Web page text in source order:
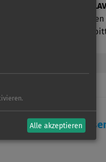
Informationen zu
laden Sie sich
in derAlle akzeptieren